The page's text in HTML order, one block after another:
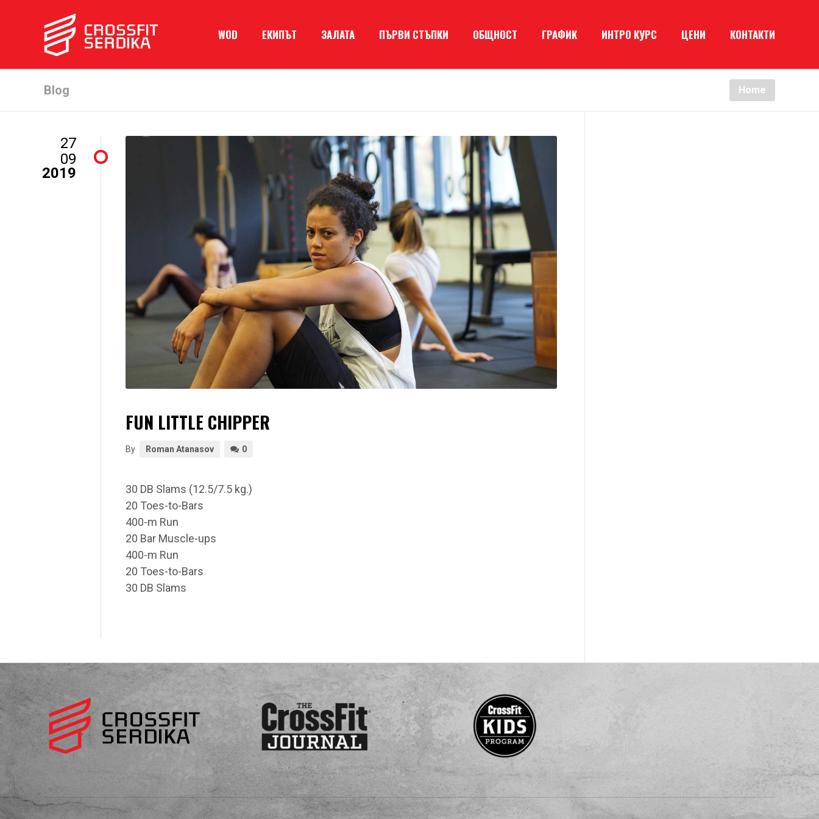
WOD ЕКИПЪТ ЗАЛАТА ПЪРВИ СТЪПКИ ОБЩНОСТ ГРАФИК ИНТРО КУРС ЦЕНИ КОНТАКТИ
Blog Home
27
09
2019
FUN LITTLE CHIPPER
By Roman Atanasov 0
30 DB Slams (12.5/7.5 kg.)
20 Toes-to-Bars
400-m Run
20 Bar Muscle-ups
400-m Run
20 Toes-to-Bars
30 DB Slams